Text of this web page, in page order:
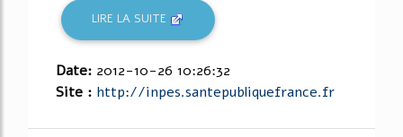
LIRE LA SUITE
Date: 2012-10-26 10:26:32
Site : http://inpes.santepubliquefrance.fr